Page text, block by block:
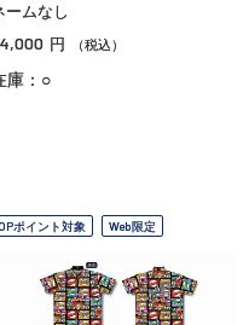
ームなし
円 （税込）
庫：○
OPポイント対象 Web限定